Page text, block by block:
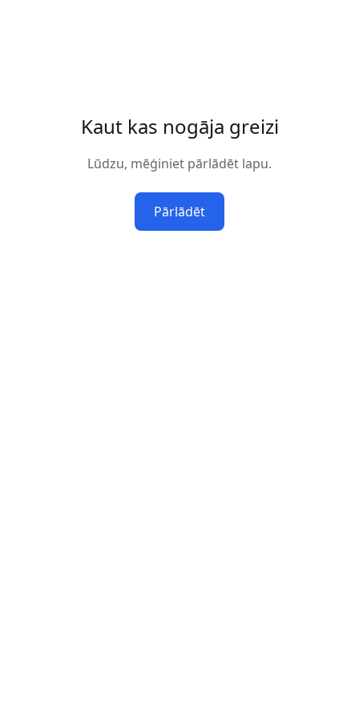
Kaut kas nogāja greizi
Lūdzu, mēģiniet pārlādēt lapu.
Pārlādēt